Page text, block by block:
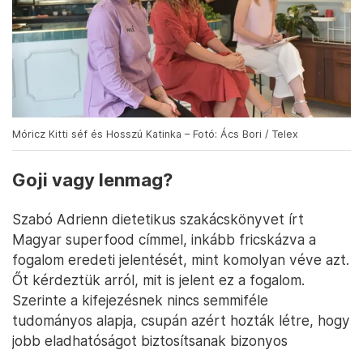
Móricz Kitti séf és Hosszú Katinka – Fotó: Ács Bori / Telex
Goji vagy lenmag?
Szabó Adrienn dietetikus szakácskönyvet írt
Magyar superfood címmel, inkább fricskázva a
fogalom eredeti jelentését, mint komolyan véve azt.
Őt kérdeztük arról, mit is jelent ez a fogalom.
Szerinte a kifejezésnek nincs semmiféle
tudományos alapja, csupán azért hozták létre, hogy
jobb eladhatóságot biztosítsanak bizonyos